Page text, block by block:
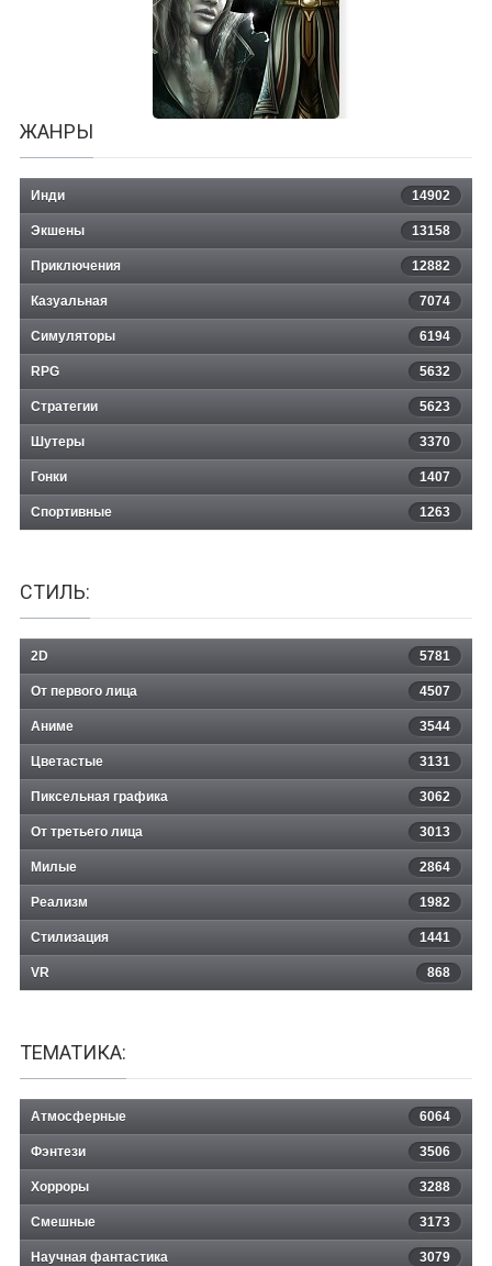
Super Crate Box
Two Worlds 2 HD - Shattered
ЖАНРЫ
Инди 14902
Экшены 13158
Приключения 12882
Казуальная 7074
Симуляторы 6194
RPG 5632
Стратегии 5623
Шутеры 3370
Гонки 1407
Спортивные 1263
СТИЛЬ:
2D 5781
От первого лица 4507
Аниме 3544
Цветастые 3131
Пиксельная графика 3062
От третьего лица 3013
Милые 2864
Реализм 1982
Стилизация 1441
VR 868
ТЕМАТИКА:
Атмосферные 6064
Фэнтези 3506
Хорроры 3288
Смешные 3173
Научная фантастика 3079